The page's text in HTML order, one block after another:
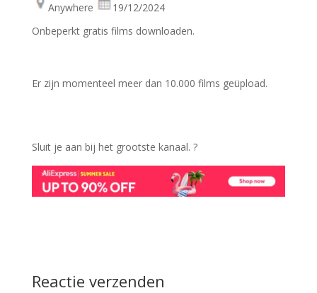
Anywhere
19/12/2024
Onbeperkt gratis films downloaden.
Er zijn momenteel meer dan 10.000 films geüpload.
Sluit je aan bij het grootste kanaal. ?
Reactie verzenden